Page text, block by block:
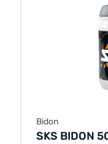
Bidon
SKS BIDON